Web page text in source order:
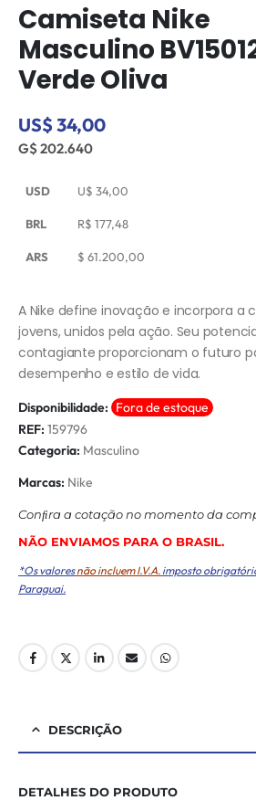
Camiseta Nike
Masculino
Verde Oliva
US$ 34,00
G$ 202.640
USD U$ 34,00
BRL R$ 177,48
ARS $ 61.200,00
A Nike define inovação e incorpora a
jovens, unidos pela ação. Seu
contagiante proporcionam o futuro
desempenho e estilo de vida.
Disponibilidade: Fora de estoque
REF: 159796
Categoria: Masculino
Marcas: Nike
Conﬁra a cotação no momento da
NÃO ENVIAMOS PARA O BRASIL.
*Os valoresnão incluem I.V.A. imposto
Paraguai.
DESCRIÇÃO
DETALHES DO PRODUTO